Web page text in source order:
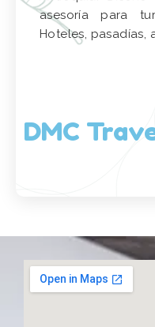
asesoría para
Hoteles, pasadías,
DMC